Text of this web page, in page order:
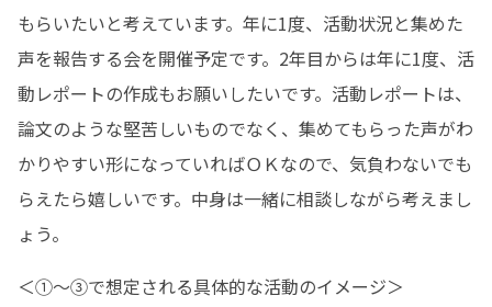
もらいたいと考えています。年に1度、活動状況と集めた
声を報告する会を開催予定です。2年目からは年に1度、活
動レポートの作成もお願いしたいです。活動レポートは、
論文のような堅苦しいものでなく、集めてもらった声がわ
かりやすい形になっていればＯＫなので、気負わないでも
らえたら嬉しいです。中身は一緒に相談しながら考えまし
ょう。
＜①～③で想定される具体的な活動のイメージ＞